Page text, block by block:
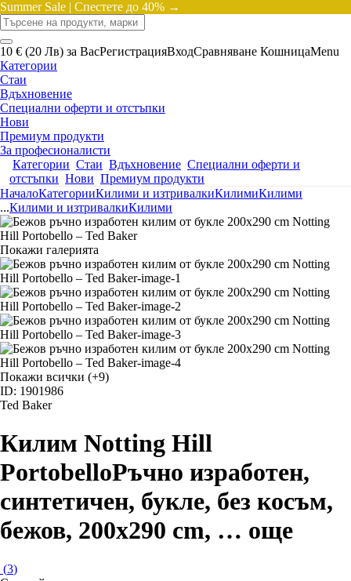
Summer Sale | Спестете до 40% →
10 € (20 Лв) за ВасРегистрацияВходСравняване КошницаMenu
Категории
Стаи
Вдъхновение
Специални оферти и отстъпки
Нови
Премиум продукти
За професионалисти
Категории Стаи Вдъхновение Специални оферти и
отстъпки Нови Премиум продукти
НачалоКатегорииКилими и изтривалкиКилимиКилими
...Килими и изтривалкиКилими
Покажи галерията
Покажи всички (+9)
ID: 1901986
Ted Baker
Килим Notting Hill
PortobelloРъчно изработен,
синтетичен, букле, без косъм,
бежов, 200x290 cm, … още
(3)